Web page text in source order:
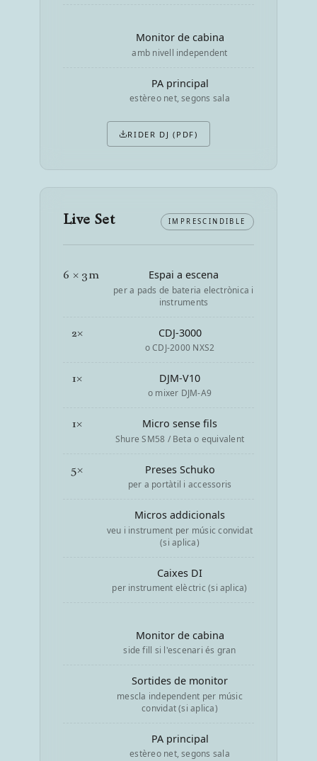
Monitor de cabina
amb nivell independent
PA principal
estèreo net, segons sala
RIDER DJ (PDF)
Live Set IMPRESCINDIBLE
6 × 3m Espai a escena
per a pads de bateria electrònica i
instruments
2× CDJ-3000
o CDJ-2000 NXS2
1× DJM-V10
o mixer DJM-A9
1× Micro sense fils
Shure SM58 / Beta o equivalent
5× Preses Schuko
per a portàtil i accessoris
Micros addicionals
veu i instrument per músic convidat
(si aplica)
Caixes DI
per instrument elèctric (si aplica)
Monitor de cabina
side fill si l'escenari és gran
Sortides de monitor
mescla independent per músic
convidat (si aplica)
PA principal
estèreo net, segons sala